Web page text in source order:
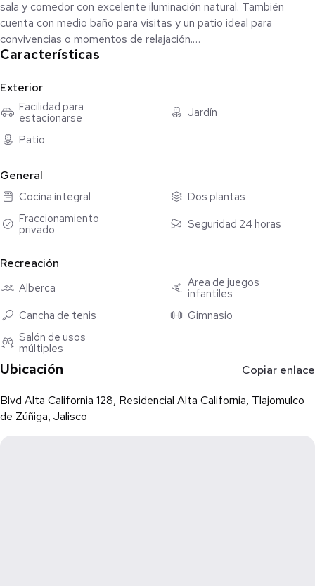
sala y comedor con excelente iluminación natural. También
cuenta con medio baño para visitas y un patio ideal para
convivencias o momentos de relajación.
Encuentra privacidad y confort en la recámara principal,
equipada con baño completo y vestidor. Además, dispone de
dos recámaras adicionales y un baño completo, perfectos para
familia, visitas o incluso un home office.
Pero eso no es todo… vivir aquí significa disfrutar de increíbles
✔ Alberca para relajarte o disfrutar en familia
✔ Gimnasio completamente equipado
✔ Seguridad 24/7 para tu tranquilidad
✔ Doble filtro de seguridad
✔ Canchas de fútbol y tenis
Características
Exterior
Facilidad para
estacionarse
Jardín
Patio
General
Cocina integral
Dos plantas
Fraccionamiento
privado
Seguridad 24 horas
Recreación
Alberca
Área de juegos
infantiles
Cancha de tenis
Gimnasio
Salón de usos
múltiples
Ubicación Copiar enlace
Blvd Alta California 128, Residencial Alta California, Tlajomulco
de Zúñiga, Jalisco